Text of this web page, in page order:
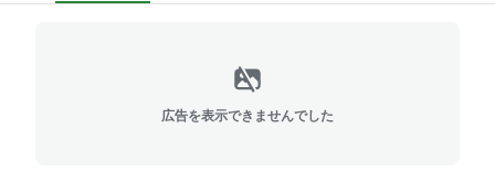
広告を表示できませんでした